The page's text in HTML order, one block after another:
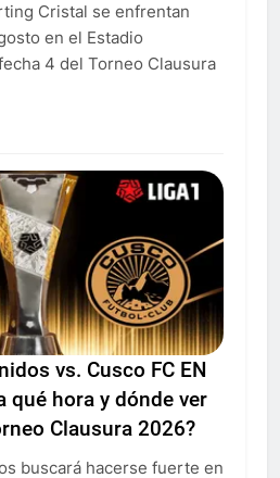
Cristal se enfrentan
en el Estadio
4 del Torneo Clausura
vs. Cusco FC EN
qué hora y dónde ver
Clausura 2026?
buscará hacerse fuerte en